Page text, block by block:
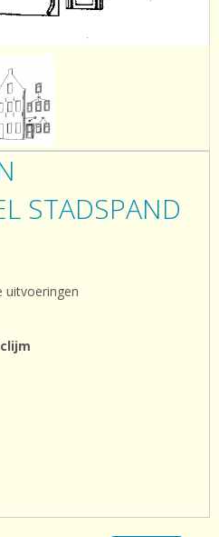
STADSPAND
uitvoeringen